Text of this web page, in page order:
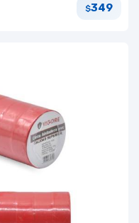
$349